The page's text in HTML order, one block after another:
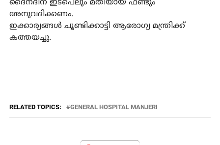
ദൈനദിന ഇടപെലും മതിയായ ഫണ്ടും
അനുവദിക്കണം.
ഇക്കാര്യങ്ങൾ ചൂണ്ടിക്കാട്ടി ആരോഗ്യ മന്ത്രിക്ക്
കത്തയച്ചു.
RELATED TOPICS: GENERAL HOSPITAL MANJERI